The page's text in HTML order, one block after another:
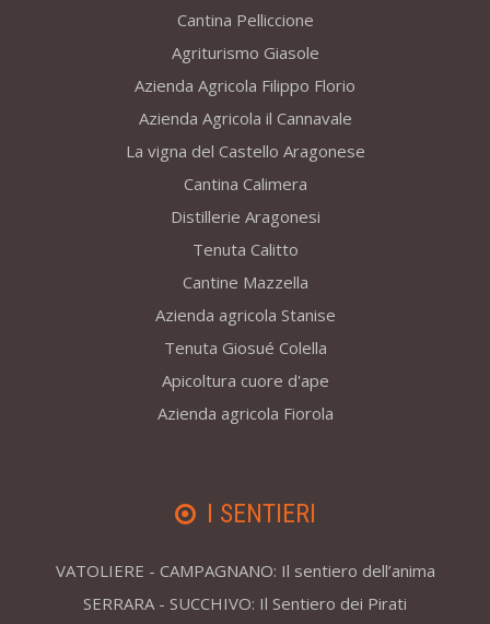
Cantina Pelliccione
Agriturismo Giasole
Azienda Agricola Filippo Florio
Azienda Agricola il Cannavale
La vigna del Castello Aragonese
Cantina Calimera
Distillerie Aragonesi
Tenuta Calitto
Cantine Mazzella
Azienda agricola Stanise
Tenuta Giosué Colella
Apicoltura cuore d'ape
Azienda agricola Fiorola
I SENTIERI
VATOLIERE - CAMPAGNANO: Il sentiero dell’anima
SERRARA - SUCCHIVO: Il Sentiero dei Pirati